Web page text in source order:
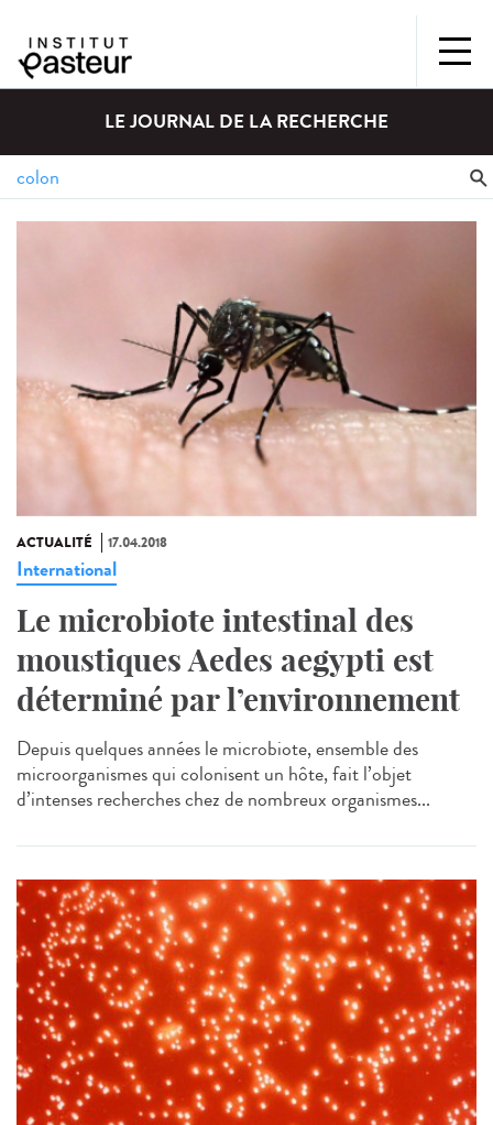
LE JOURNAL DE LA RECHERCHE
ACTUALITÉ 17.04.2018
International
Le microbiote intestinal des
moustiques Aedes aegypti est
déterminé par l’environnement
Depuis quelques années le microbiote, ensemble des
microorganismes qui colonisent un hôte, fait l’objet
d’intenses recherches chez de nombreux organismes...